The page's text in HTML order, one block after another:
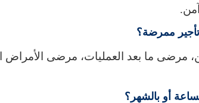
تأجير ممرضة؟
مرضى ما بعد العمليات، مرضى الأمراض
أو بالشهر؟